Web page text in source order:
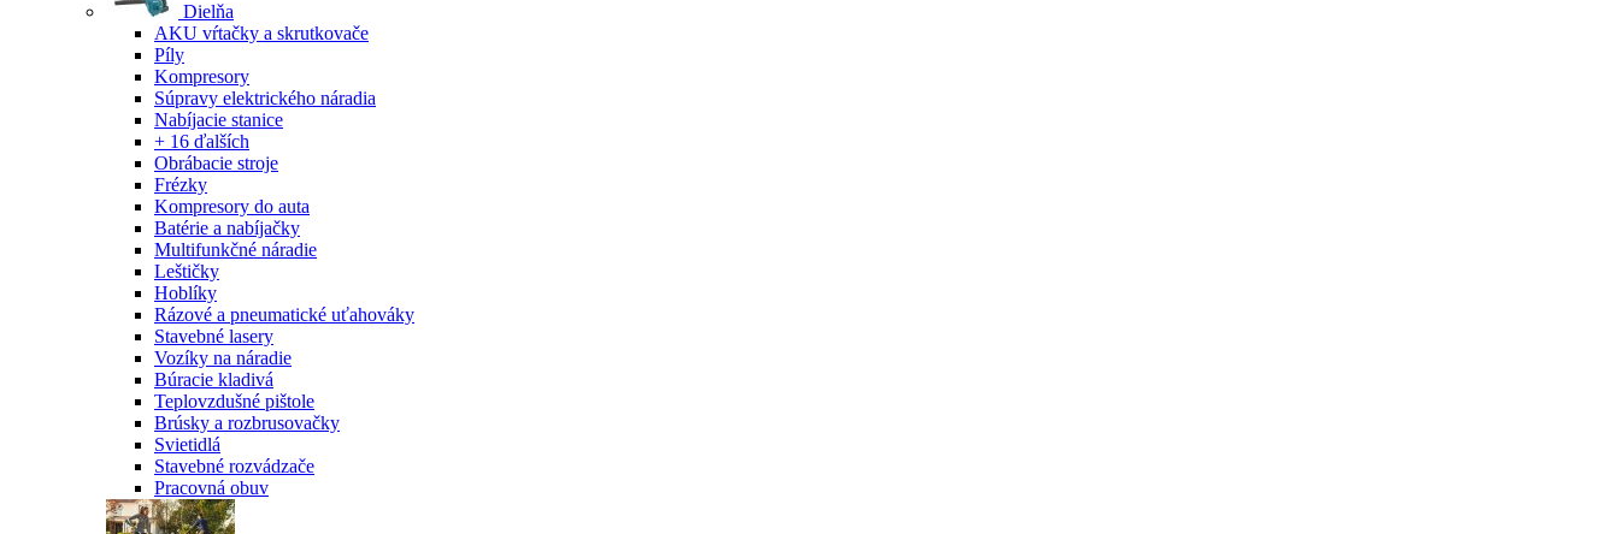
Dielňa
AKU vŕtačky a skrutkovače
Píly
Kompresory
Súpravy elektrického náradia
Nabíjacie stanice
+ 16 ďalších
Obrábacie stroje
Frézky
Kompresory do auta
Batérie a nabíjačky
Multifunkčné náradie
Leštičky
Hoblíky
Rázové a pneumatické uťahováky
Stavebné lasery
Vozíky na náradie
Búracie kladivá
Teplovzdušné pištole
Brúsky a rozbrusovačky
Svietidlá
Stavebné rozvádzače
Pracovná obuv